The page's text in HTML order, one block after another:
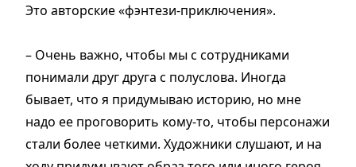
Это авторские «фэнтези-приключения».
– Очень важно, чтобы мы с сотрудниками
понимали друг друга с полуслова. Иногда
бывает, что я придумываю историю, но мне
надо ее проговорить кому-то, чтобы персонажи
стали более четкими. Художники слушают, и на